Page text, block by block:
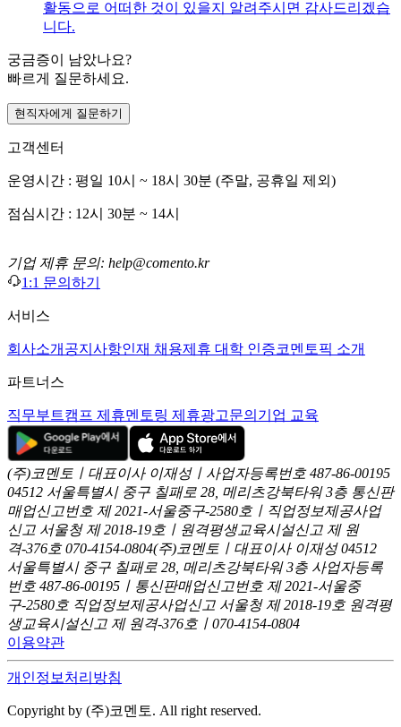
활동으로 어떠한 것이 있을지 알려주시면 감사드리겠습
니다.
궁금증이 남았나요?
빠르게 질문하세요.
현직자에게 질문하기
고객센터
운영시간 : 평일 10시 ~ 18시 30분 (주말, 공휴일 제외)
점심시간 : 12시 30분 ~ 14시
기업 제휴 문의: help@comento.kr
1:1 문의하기
서비스
회사소개 공지사항인재 채용제휴 대학 인증코멘토픽 소개
파트너스
직무부트캠프 제휴멘토링 제휴광고문의 기업 교육
(주)코멘토ㅣ대표이사 이재성ㅣ사업자등록번호 487-86-00195
04512 서울특별시 중구 칠패로 28, 메리츠강북타워 3층 통신판
매업신고번호 제 2021-서울중구-2580호ㅣ직업정보제공사업
신고 서울청 제 2018-19호ㅣ원격평생교육시설신고 제 원
격-376호 070-4154-0804(주)코멘토ㅣ대표이사 이재성 04512
서울특별시 중구 칠패로 28, 메리츠강북타워 3층 사업자등록
번호 487-86-00195ㅣ통신판매업신고번호 제 2021-서울중
구-2580호 직업정보제공사업신고 서울청 제 2018-19호 원격평
생교육시설신고 제 원격-376호ㅣ070-4154-0804
이용약관
개인정보처리방침
Copyright by (주)코멘토. All right reserved.